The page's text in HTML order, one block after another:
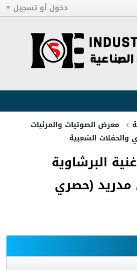
دخول أو تسجيل
معرض الصوتيات والمرئيات
والحفلات الشعبية
البرشاوية
مدريد (حصري